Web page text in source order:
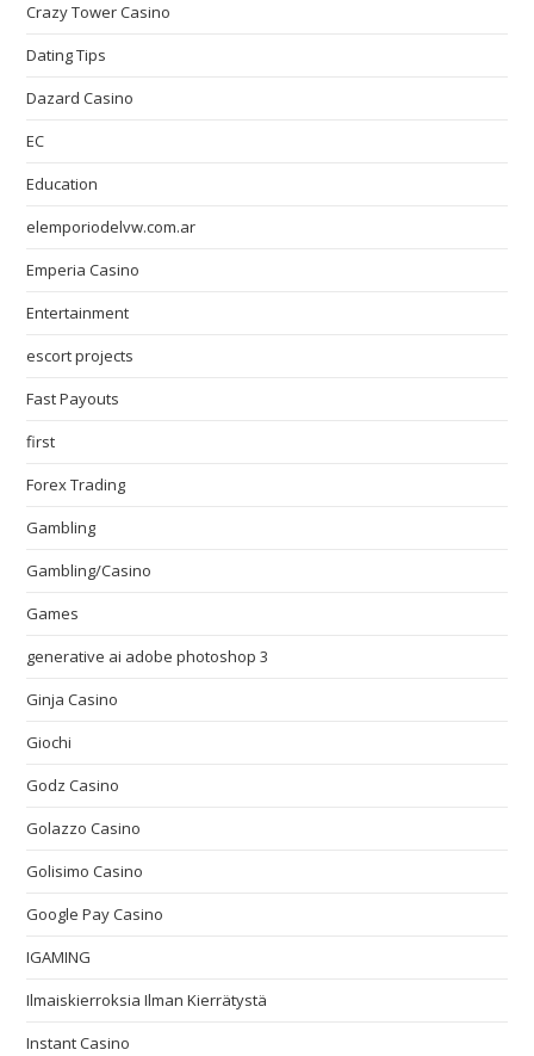
Crazy Tower Сasino
Dating Tips
Dazard Casino
EC
Education
elemporiodelvw.com.ar
Emperia Casino
Entertainment
escort projects
Fast Payouts
first
Forex Trading
Gambling
Gambling/Casino
Games
generative ai adobe photoshop 3
Ginja Casino
Giochi
Godz Casino
Golazzo Casino
Golisimo Casino
Google Pay Casino
IGAMING
Ilmaiskierroksia Ilman Kierrätystä
Instant Casino